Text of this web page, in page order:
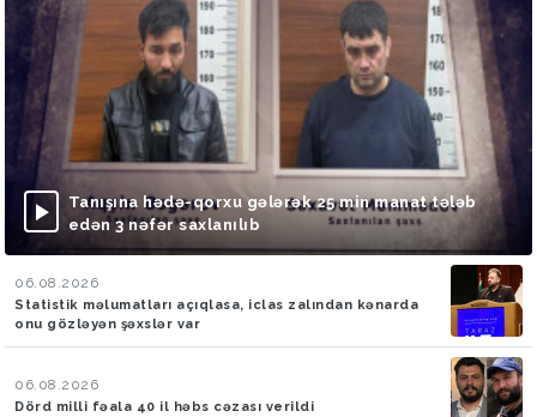
Tanışına hədə-qorxu gələrək 25 min manat tələb
edən 3 nəfər saxlanılıb
06.08.2026
Statistik məlumatları açıqlasa, iclas zalından kənarda
onu gözləyən şəxslər var
06.08.2026
Dörd milli fəala 40 il həbs cəzası verildi